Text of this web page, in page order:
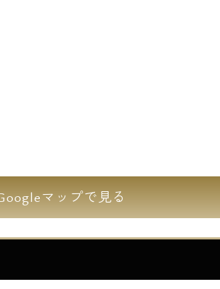
ン、サンクス、サミットスト
。
ート、郵便局まで徒歩2分。
で徒歩4分。
徒歩6分。
まで徒歩7分。
マップで見る